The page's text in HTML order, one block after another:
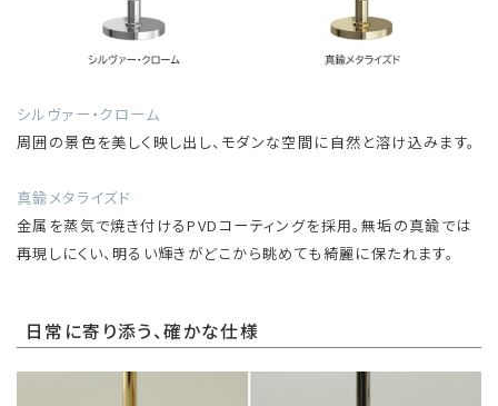
シルヴァー・クローム
周囲の景色を美しく映し出し、モダンな空間に自然と溶け込みます。
真鍮メタライズド
金属を蒸気で焼き付けるPVDコーティングを採用。無垢の真鍮では
再現しにくい、明るい輝きがどこから眺めても綺麗に保たれます。
日常に寄り添う、確かな仕様